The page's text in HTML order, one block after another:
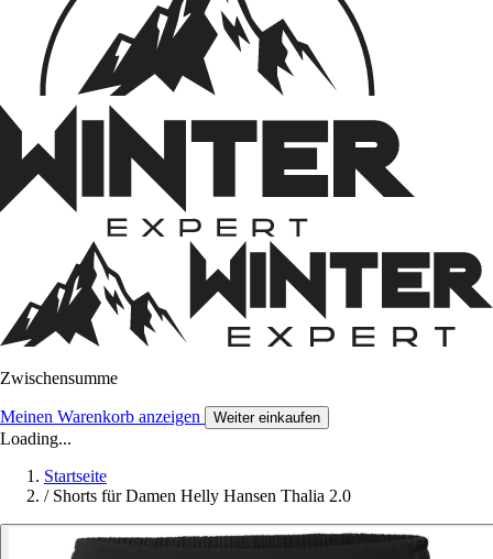
Zwischensumme
Meinen Warenkorb anzeigen Weiter einkaufen
Loading...
Startseite
/ Shorts für Damen Helly Hansen Thalia 2.0